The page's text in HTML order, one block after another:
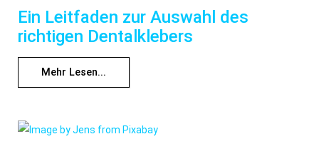
Ein Leitfaden zur Auswahl des
richtigen Dentalklebers
Mehr Lesen...